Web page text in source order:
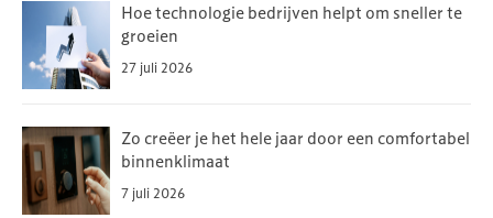
Hoe technologie bedrijven helpt om sneller te
groeien
27 juli 2026
Zo creëer je het hele jaar door een comfortabel
binnenklimaat
7 juli 2026